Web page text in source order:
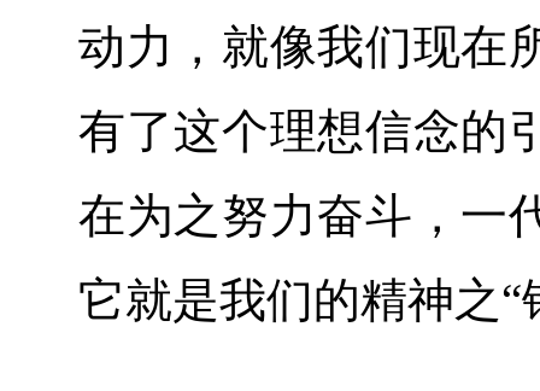
动力，就像我们现在
有了这个理想信念的
在为之努力奋斗，一
它就是我们的精神之“